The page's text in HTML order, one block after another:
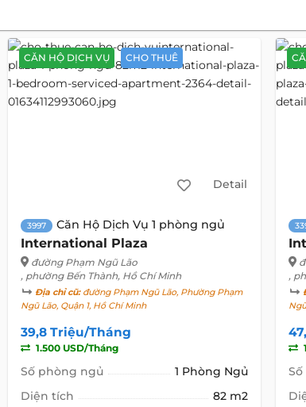
CĂN HỘ DỊCH VỤ CHO THUÊ
Detail
3997 Căn Hộ Dịch Vụ 1 phòng ngủ
International Plaza
đường Phạm Ngũ Lão
, phường Bến Thành, Hồ Chí Minh
Địa chỉ cũ:đường Phạm Ngũ Lão, Phường Phạm
Ngũ Lão, Quận 1, Hồ Chí Minh
39,8 Triệu/Tháng
1.500 USD/Tháng
Số phòng ngủ
1 Phòng Ngủ
Diện tích
82 m2
,